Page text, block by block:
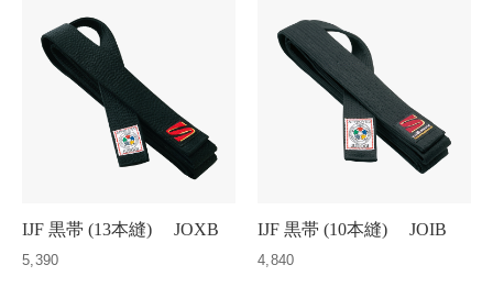
IJF 黒帯 (13本縫) JOXB
5,390
IJF 黒帯 (10本縫) JOIB
4,840